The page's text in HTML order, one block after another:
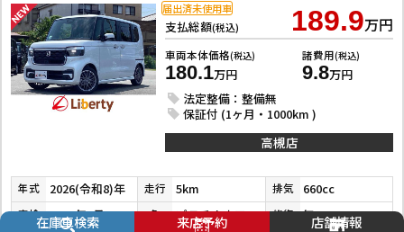
支払総額(税込) 189.9万円
車両本体価格(税込)
180.1万円
諸費用(税込)
9.8万円
法定整備：整備無
保証付 (1ヶ月・1000km )
届出済未使用車
高槻店
年式 2026(令和8)年 走行 5km 排気 660cc
車検 2029年7月 色 プラチナホワイトパール 修復 無
在庫車検索 来店予約 店舗情報